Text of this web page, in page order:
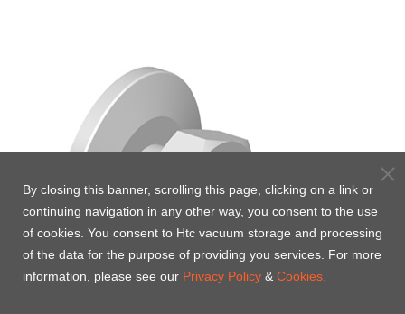
By closing this banner, scrolling this page, clicking on a link or
continuing navigation in any other way, you consent to the use
of cookies. You consent to Htc vacuum storage and processing
of the data for the purpose of providing you services. For more
information, please see our Privacy Policy & Cookies.